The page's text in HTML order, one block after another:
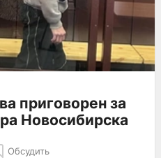
приговорен за
Новосибирска
Обсудить